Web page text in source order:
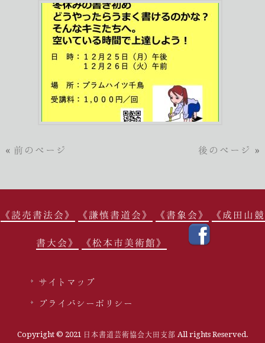
« 前のページ 後のページ »
《読売書法会》 《謙慎書道会》 《書象会》 《成田山競
書大会》 《松本市美術館》
サイトマップ
プライバシーポリシー
Copyright © 2021 日本書道芸術協会大田支部 All rights Reserved.